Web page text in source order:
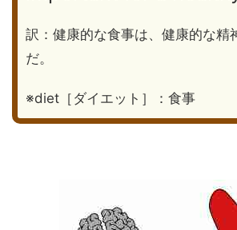
訳：健康的な食事は、健康的な精
だ。
※diet［ダイエット］：食事